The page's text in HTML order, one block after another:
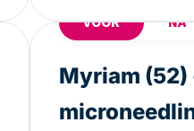
VOOR NA
Myriam (52)